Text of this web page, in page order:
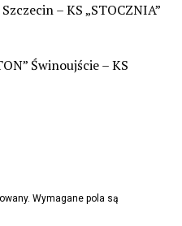
– KS „STOCZNIA”
Świnoujście – KS
Wymagane pola są